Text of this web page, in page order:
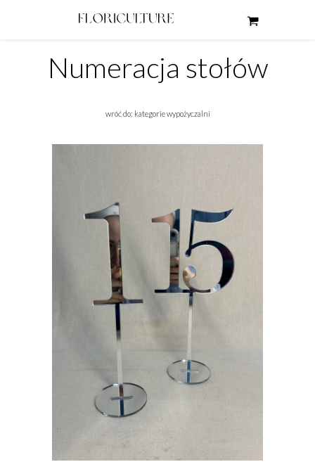
wróć do: kategorie wypożyczalni
Numeracja stołów